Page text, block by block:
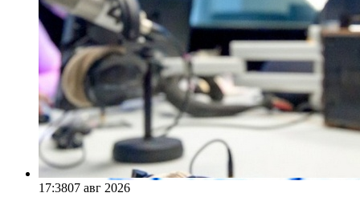
17:3807 авг 2026